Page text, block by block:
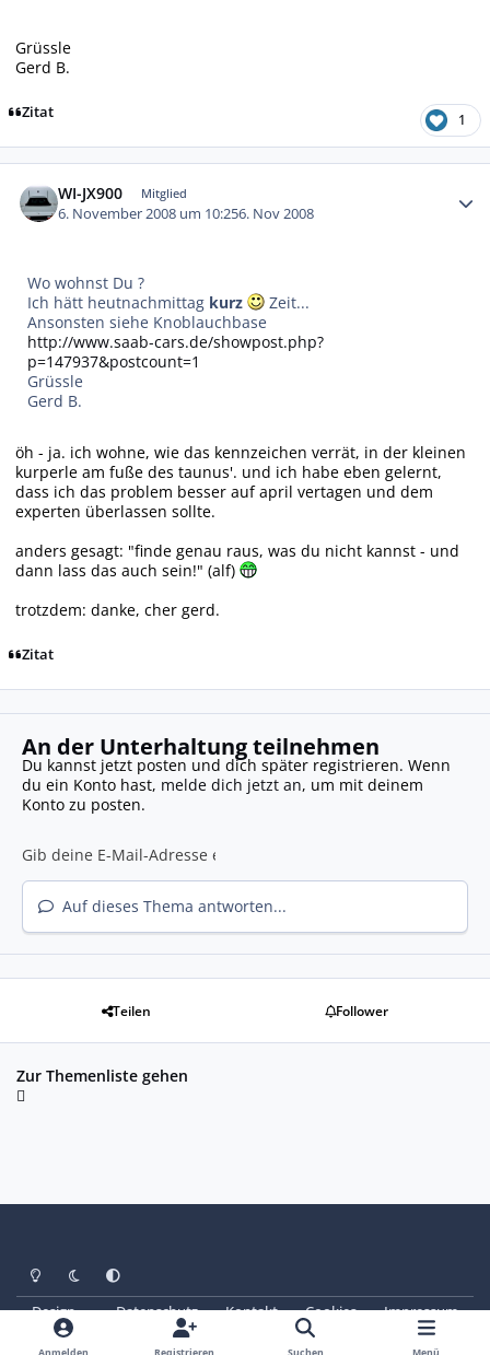
Grüssle
Gerd B.
Zitat 1
WI-JX900 Mitglied
6. November 2008 um 10:256. Nov 2008
Wo wohnst Du ?
Ich hätt heutnachmittag kurz
Zeit...
Ansonsten siehe Knoblauchbase
http://www.saab-cars.de/showpost.php?
p=147937&postcount=1
Grüssle
Gerd B.
öh - ja. ich wohne, wie das kennzeichen verrät, in der kleinen
kurperle am fuße des taunus'. und ich habe eben gelernt,
dass ich das problem besser auf april vertagen und dem
experten überlassen sollte.
anders gesagt: "finde genau raus, was du nicht kannst - und
dann lass das auch sein!" (alf)
trotzdem: danke, cher gerd.
Zitat
An der Unterhaltung teilnehmen
Du kannst jetzt posten und dich später registrieren. Wenn
du ein Konto hast, melde dich jetzt an, um mit deinem
Konto zu posten.
Auf dieses Thema antworten...
Teilen Follower
Zur Themenliste gehen
Heller ModusDunkler Modus
Systemeinstellung
Design Datenschutz Kontakt Cookies
Impressum
© Copyright 2025 - SAABoteure e. V.
Powered by Invision Community
Anmelden Registrieren Suchen Menü